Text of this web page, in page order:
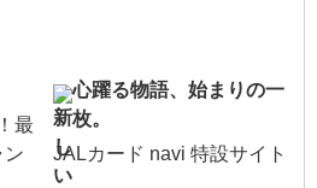
最
ン
心躍る物語、始まりの一
枚。
JALカード navi 特設サイト